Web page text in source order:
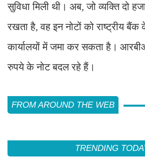
सुविधा मिली थी। अब, जो व्यक्ति दो
रखता है, वह इन नोटों को राष्ट्रीय बैंक
कार्यालयों में जमा कर सकता है।
रुपये के नोट बदल रहे हैं।
FROM AROUND THE WEB
TRENDING